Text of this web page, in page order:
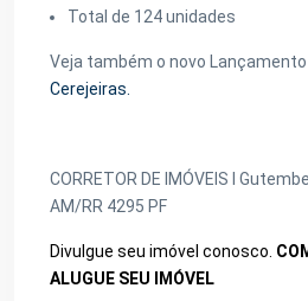
Total de 124 unidades
Veja também o novo Lançamento
Cerejeiras.
CORRETOR DE IMÓVEIS I
AM/RR 4295 PF
Divulgue seu imóvel conosco.
ALUGUE SEU IMÓVEL